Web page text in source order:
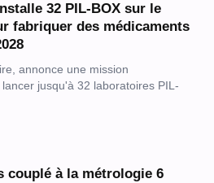
32 PIL-BOX sur le
fabriquer des médicaments
annonce une mission
jusqu'à 32 laboratoires PIL-
couplé à la métrologie 6